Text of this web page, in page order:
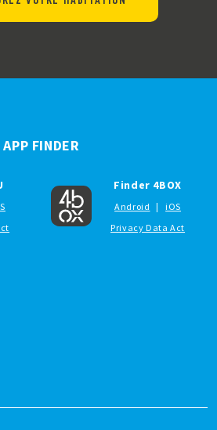
APP FINDER
Finder 4BOX
Android |
iOS
Privacy Data Act